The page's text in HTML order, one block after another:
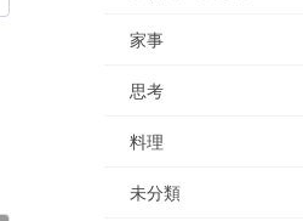
家事
思考
料理
未分類